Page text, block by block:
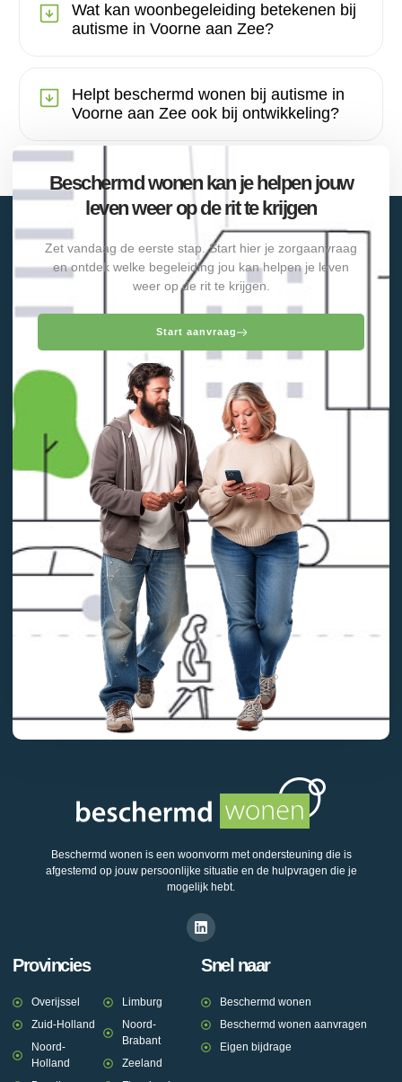
Wat kan woonbegeleiding betekenen bij
autisme in Voorne aan Zee?
Helpt beschermd wonen bij autisme in
Voorne aan Zee ook bij ontwikkeling?
Beschermd wonen kan je helpen jouw
leven weer op de rit te krijgen
Zet vandaag de eerste stap. Start hier je zorgaanvraag
en ontdek welke begeleiding jou kan helpen je leven
weer op de rit te krijgen.
Start aanvraag
Beschermd wonen is een woonvorm met ondersteuning die is
afgestemd op jouw persoonlijke situatie en de hulpvragen die je
mogelijk hebt.
Provincies
Overijssel
Zuid-Holland
Noord-
Holland
Limburg
Noord-
Brabant
Zeeland
Snel naar
Beschermd wonen
Beschermd wonen aanvragen
Eigen bijdrage